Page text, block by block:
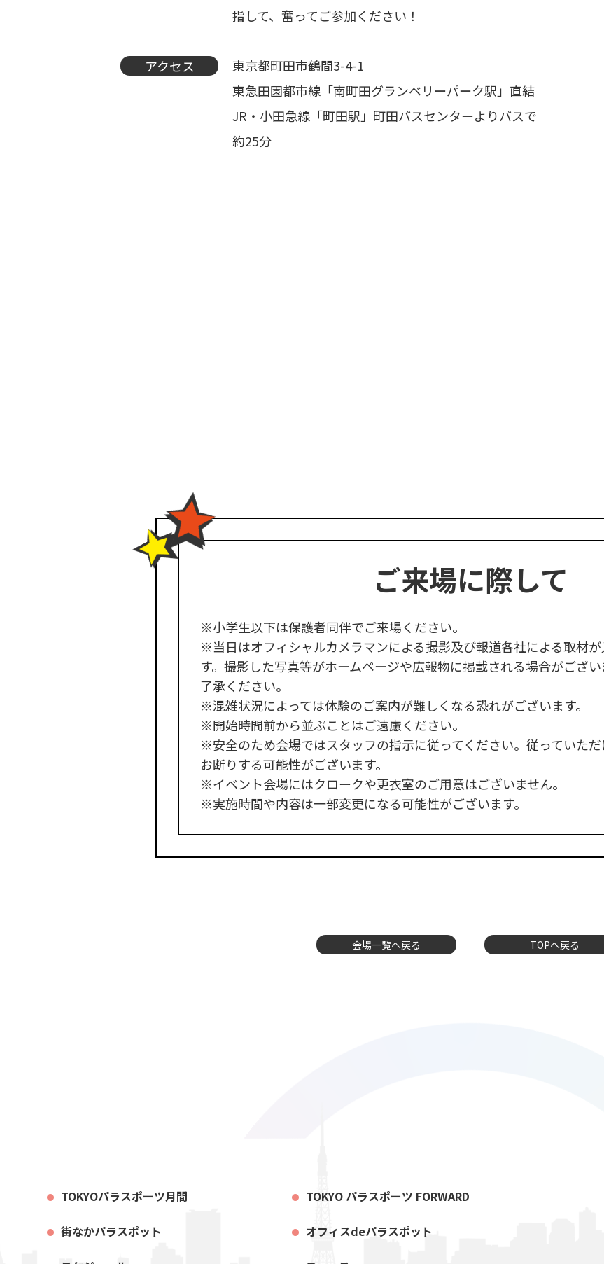
指して、奮ってご参加ください！
アクセス
東京都町田市鶴間3-4-1
東急田園都市線「南町田グランベリーパーク駅」直結
JR・小田急線「町田駅」町田バスセンターよりバスで
約25分
ご来場に際して
※小学生以下は保護者同伴でご来場ください。
※当日はオフィシャルカメラマンによる撮影及び報道各社による取材
す。撮影した写真等がホームページや広報物に掲載される場合がござ
了承ください。
※混雑状況によっては体験のご案内が難しくなる恐れがございます。
※開始時間前から並ぶことはご遠慮ください。
※安全のため会場ではスタッフの指示に従ってください。従っていた
お断りする可能性がございます。
※イベント会場にはクロークや更衣室のご用意はございません。
※実施時間や内容は一部変更になる可能性がございます。
会場一覧へ戻る TOPへ戻る
TOKYOパラスポーツ月間 TOKYO パラスポーツ FORWARD
街なかパラスポット オフィスdeパラスポット